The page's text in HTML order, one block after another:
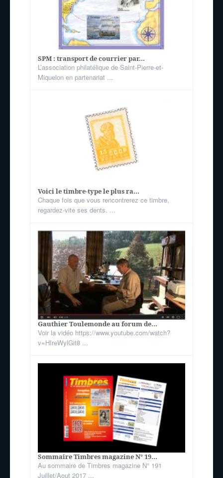
SPM : transport de courrier par...
L’association philatélique de Saint-Pierre-et-
Miquelon en partenariat ...
Voici le timbre-type le plus ra...
Chaque fois que vous rencontrerez ce timbre,
regardez-vite ses dents. ...
Gauthier Toulemonde au forum de...
Voir la vidéo https://www.youtube.com/watch?
v=HIreWylGit8 ...
Sommaire Timbres magazine N° 19...
Au sommaire de Timbres magazine N° 191
Juillet/Aout 2017 ...